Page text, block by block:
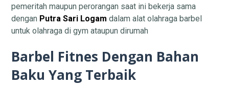
pemeritah maupun perorangan saat ini bekerja sama
dengan Putra Sari Logam dalam alat olahraga barbel
untuk olahraga di gym ataupun dirumah
Barbel Fitnes Dengan Bahan
Baku Yang Terbaik